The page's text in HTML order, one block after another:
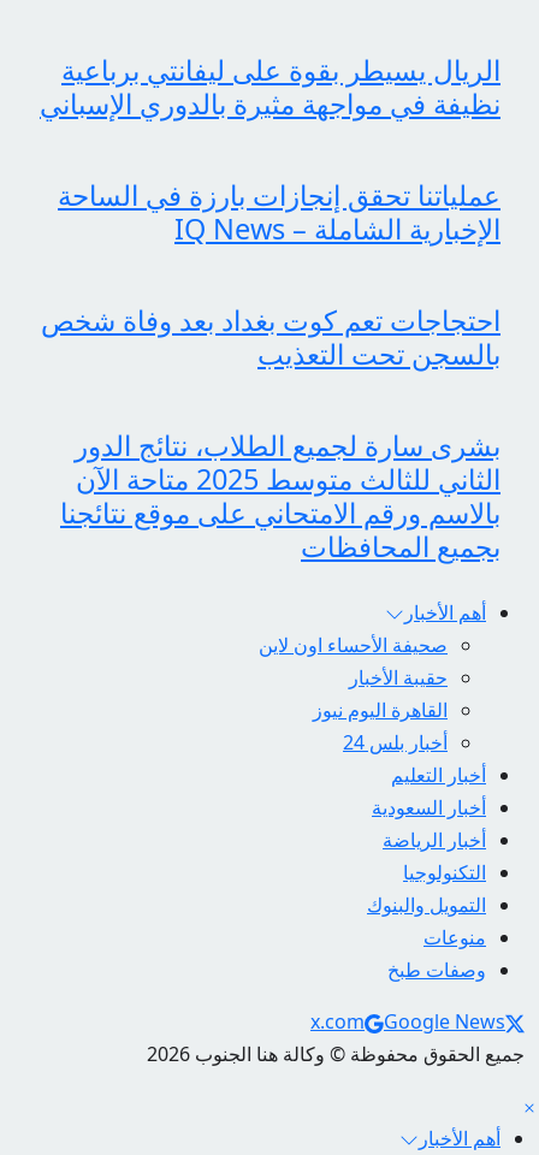
الريال يسيطر بقوة على ليفانتي برباعية
نظيفة في مواجهة مثيرة بالدوري الإسباني
عملياتنا تحقق إنجازات بارزة في الساحة
الإخبارية الشاملة – IQ News
احتجاجات تعم كوت بغداد بعد وفاة شخص
بالسجن تحت التعذيب
بشرى سارة لجميع الطلاب، نتائج الدور
الثاني للثالث متوسط 2025 متاحة الآن
بالاسم ورقم الامتحاني على موقع نتائجنا
بجميع المحافظات
أهم الأخبار
صحيفة الأحساء اون لاين
حقيبة الأخبار
القاهرة اليوم نيوز
أخبار بلس 24
أخبار التعليم
أخبار السعودية
أخبار الرياضة
التكنولوجيا
التمويل والبنوك
منوعات
وصفات طبخ
Social Links
x.com
Google News
جميع الحقوق محفوظة © وكالة هنا الجنوب 2026
أهم الأخبار